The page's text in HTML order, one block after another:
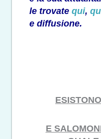
le trovate qui,
e diffusione.
E